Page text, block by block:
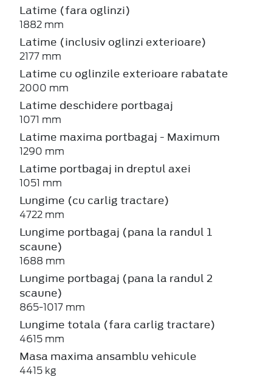
Latime (fara oglinzi)
1882 mm
Latime (inclusiv oglinzi exterioare)
2177 mm
Latime cu oglinzile exterioare rabatate
2000 mm
Latime deschidere portbagaj
1071 mm
Latime maxima portbagaj - Maximum
1290 mm
Latime portbagaj in dreptul axei
1051 mm
Lungime (cu carlig tractare)
4722 mm
Lungime portbagaj (pana la randul 1
scaune)
1688 mm
Lungime portbagaj (pana la randul 2
scaune)
865-1017 mm
Lungime totala (fara carlig tractare)
4615 mm
Masa maxima ansamblu vehicule
4415 kg